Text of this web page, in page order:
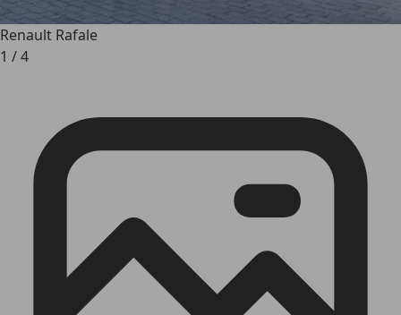
Renault Rafale
1 /4